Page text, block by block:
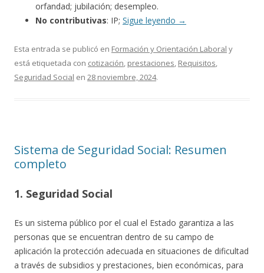
orfandad; jubilación; desempleo.
No contributivas: IP; Sigue leyendo →
Esta entrada se publicó en Formación y Orientación Laboral y
está etiquetada con cotización, prestaciones, Requisitos,
Seguridad Social en 28 noviembre, 2024.
Sistema de Seguridad Social: Resumen
completo
1. Seguridad Social
Es un sistema público por el cual el Estado garantiza a las
personas que se encuentran dentro de su campo de
aplicación la protección adecuada en situaciones de dificultad
a través de subsidios y prestaciones, bien económicas, para